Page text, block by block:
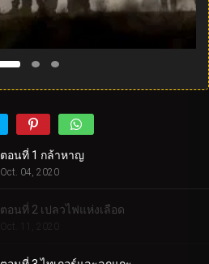
ตอนที่ 1 กล้าหาญ
Oct. 04, 2020
ตอนที่ 2 เปลวไฟแห่งเลือด